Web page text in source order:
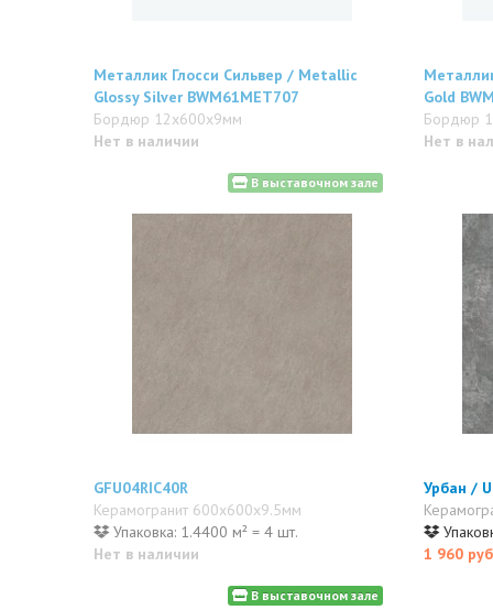
Металлик Глосси Сильвер / Metallic
Glossy Silver BWM61MET707
Бордюр 12x600x9мм
Нет в наличии
Gold
Бордюр
Нет в
В выставочном зале
GFU04RIC40R
Керамогранит 600x600x9.5мм
Упаковка: 1.4400 м² = 4 шт.
Нет в наличии
Урбан /
1 960
В выставочном зале